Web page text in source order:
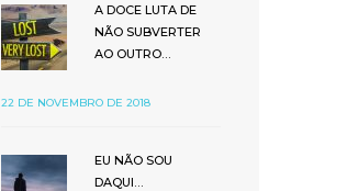
A DOCE LUTA DE
NÃO SUBVERTER
AO OUTRO…
22 DE NOVEMBRO DE 2018
EU NÃO SOU
DAQUI…